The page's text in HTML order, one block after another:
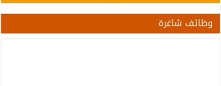
وظائف شاغرة